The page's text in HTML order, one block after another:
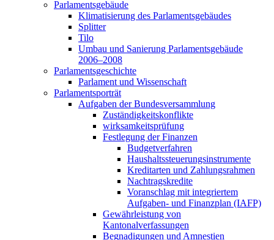
Parlamentsgebäude
Klimatisierung des Parlamentsgebäudes
Splitter
Tilo
Umbau und Sanierung Parlamentsgebäude
2006–2008
Parlamentsgeschichte
Parlament und Wissenschaft
Parlamentsporträt
Aufgaben der Bundesversammlung
Zuständigkeitskonflikte
wirksamkeitsprüfung
Festlegung der Finanzen
Budgetverfahren
Haushaltssteuerungsinstrumente
Kreditarten und Zahlungsrahmen
Nachtragskredite
Voranschlag mit integriertem
Aufgaben- und Finanzplan (IAFP)
Gewährleistung von
Kantonalverfassungen
Begnadigungen und Amnestien